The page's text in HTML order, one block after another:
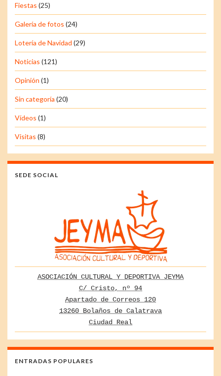
Fiestas (25)
Galería de fotos (24)
Lotería de Navidad (29)
Noticias (121)
Opinión (1)
Sin categoría (20)
Vídeos (1)
Visitas (8)
SEDE SOCIAL
ASOCIACIÓN CULTURAL Y DEPORTIVA JEYMA
C/ Cristo, nº 94
Apartado de Correos 120
13260 Bolaños de Calatrava
Ciudad Real
ENTRADAS POPULARES